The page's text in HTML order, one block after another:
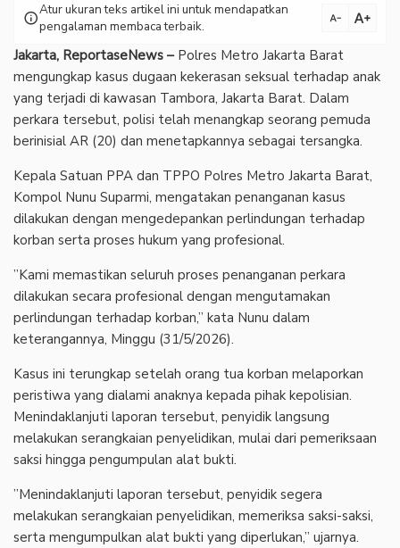
infoAtur ukuran teks artikel ini untuk mendapatkan
pengalaman membaca terbaik.
text_decrease text_increase
Jakarta, ReportaseNews –Polres Metro Jakarta Barat
mengungkap kasus dugaan kekerasan seksual terhadap anak
yang terjadi di kawasan Tambora, Jakarta Barat. Dalam
perkara tersebut, polisi telah menangkap seorang pemuda
berinisial AR (20) dan menetapkannya sebagai tersangka.
‎Kepala Satuan PPA dan TPPO Polres Metro Jakarta Barat,
Kompol Nunu Suparmi, mengatakan penanganan kasus
dilakukan dengan mengedepankan perlindungan terhadap
korban serta proses hukum yang profesional.
‎”Kami memastikan seluruh proses penanganan perkara
dilakukan secara profesional dengan mengutamakan
perlindungan terhadap korban,” kata Nunu dalam
keterangannya, Minggu (31/5/2026).
‎Kasus ini terungkap setelah orang tua korban melaporkan
peristiwa yang dialami anaknya kepada pihak kepolisian.
Menindaklanjuti laporan tersebut, penyidik langsung
melakukan serangkaian penyelidikan, mulai dari pemeriksaan
saksi hingga pengumpulan alat bukti.
‎”Menindaklanjuti laporan tersebut, penyidik segera
melakukan serangkaian penyelidikan, memeriksa saksi-saksi,
serta mengumpulkan alat bukti yang diperlukan,” ujarnya.